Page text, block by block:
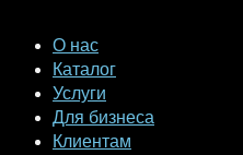
О нас
Каталог
Услуги
Для бизнеса
Клиентам